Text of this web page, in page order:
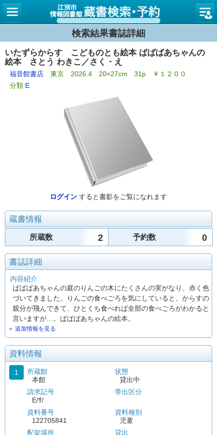
図書館
検索結果書誌詳細
いたずらからす こどものとも絵本 ばばばあちゃんの
絵本 さとう わきこ／さく・え
福音館書店 東京 2026.4 20×27cm 31p ￥１２００
分類:E
ログイン すると書影をご覧になれます
蔵書情報
所蔵数 2 予約数 0
書誌詳細
内容紹介
ばばばあちゃんの庭のりんごの木にたくさんの実がなり、赤く色
づいてきました。りんごの食べごろを気にしていると、からすの
親分が飛んできて、ひとくち食べれば全部の食べごろがわかると
言いますが…。ばばばあちゃんの絵本。
＋ 追加情報を見る
資料情報
1
所蔵館
本館
請求記号
E/ｻ/
資料番号
122705841
配架場所
状態
貸出中
帯出区分
資料種別
児童
貸出